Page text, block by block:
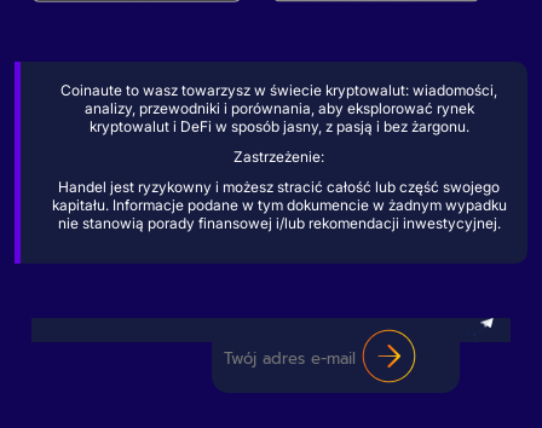
Coinaute to wasz towarzysz w świecie kryptowalut: wiadomości,
analizy, przewodniki i porównania, aby eksplorować rynek
kryptowalut i DeFi w sposób jasny, z pasją i bez żargonu.
Zastrzeżenie:
Handel jest ryzykowny i możesz stracić całość lub część swojego
kapitału. Informacje podane w tym dokumencie w żadnym wypadku
nie stanowią porady finansowej i/lub rekomendacji inwestycyjnej.